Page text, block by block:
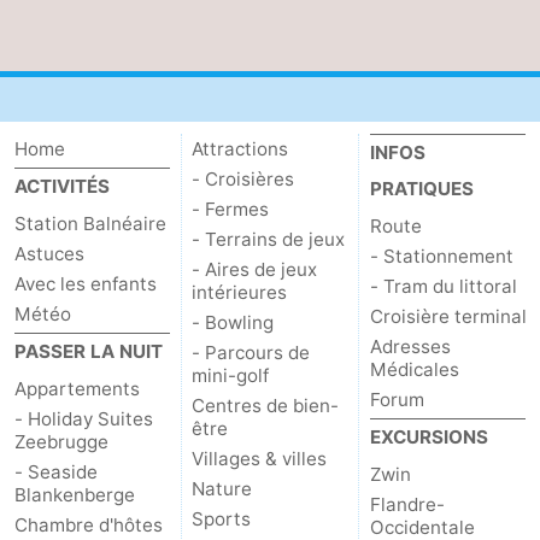
Home
ACTIVITÉS
Station Balnéaire
Astuces
Avec les enfants
Météo
PASSER LA NUIT
Appartements
- Holiday Suites
Zeebrugge
- Seaside
Blankenberge
Chambre d'hôtes
Attractions
- Croisières
- Fermes
- Terrains de jeux
- Aires de jeux
intérieures
- Bowling
- Parcours de
mini-golf
Centres de bien-
être
Villages & villes
Nature
Sports
INFOS
PRATIQUES
Route
- Stationnement
- Tram du littoral
Croisière terminal
Adresses
Médicales
Forum
EXCURSIONS
Zwin
Flandre-
Occidentale